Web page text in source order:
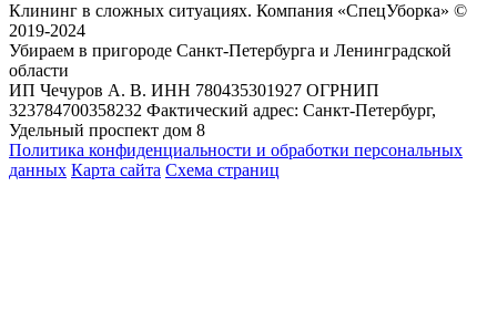
Клининг в сложных ситуациях. Компания «СпецУборка» ©
2019-2024
Убираем в пригороде Санкт-Петербурга и Ленинградской
области
ИП Чечуров А. В. ИНН 780435301927 ОГРНИП
323784700358232 Фактический адрес: Санкт-Петербург,
Удельный проспект дом 8
Политика конфиденциальности и обработки персональных
данных Карта сайта Схема страниц